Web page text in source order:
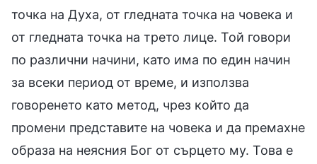
точка на Духа, от гледната точка на човека и
от гледната точка на трето лице. Той говори
по различни начини, като има по един начин
за всеки период от време, и използва
говоренето като метод, чрез който да
промени представите на човека и да премахне
образа на неясния Бог от сърцето му. Това е